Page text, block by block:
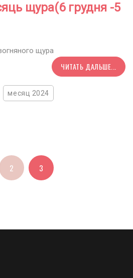
щура(6 грудня -5
щура
ЧИТАТЬ ДАЛЬШЕ...
месяц 2024
2 3